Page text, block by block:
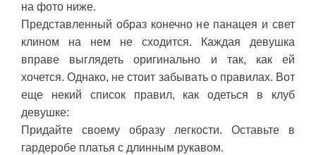
на фото ниже.
Представленный образ конечно не панацея и свет
клином на нем не сходится. Каждая девушка
вправе выглядеть оригинально и так, как ей
хочется. Однако, не стоит забывать о правилах. Вот
еще некий список правил, как одеться в клуб
девушке:
Придайте своему образу легкости. Оставьте в
гардеробе платья с длинным рукавом.